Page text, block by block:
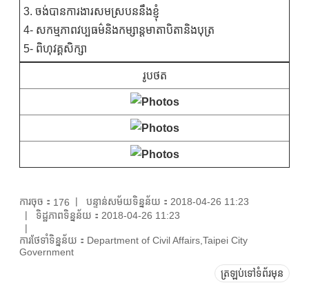
3. ចង់បានការងារសមស្របននឹងខ្ញុំ
4- សកម្មភាពវប្បធម៌និងកម្សាន្តមាតាបិតានិងបុត្រ
5- ពិហុវគ្គសិក្សា
រូបថត
ការចុច： 176
បន្ទាន់សម័យទិន្នន័យ：2018-04-26 11:23
ទិដ្ឋភាពទិន្នន័យ：2018-04-26 11:23
ការថែទាំទិន្នន័យ：Department of Civil Affairs,Taipei City
Government
ត្រឡប់ទៅទំព័រមុន